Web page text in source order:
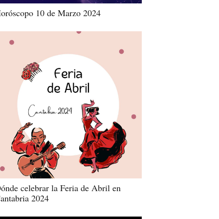
10 de Marzo 2024
celebrar la Feria de Abril en
2024